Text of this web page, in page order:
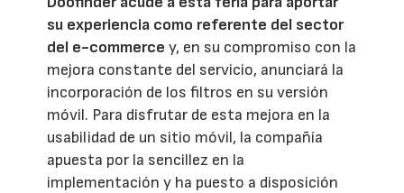
su experiencia como referente del sector
del e-commerce y, en su compromiso con la
mejora constante del servicio, anunciará la
incorporación de los filtros en su versión
móvil. Para disfrutar de esta mejora en la
usabilidad de un sitio móvil, la compañía
apuesta por la sencillez en la
implementación y ha puesto a disposición